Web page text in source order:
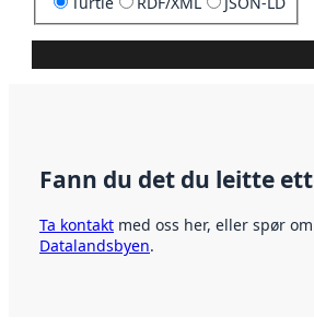
Fann du det du leitte
Ta kontakt med oss her, eller spør
Datalandsbyen.